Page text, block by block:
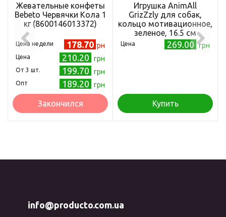
Жевательные конфеты
Bebeto Червячки Кола 1
кг (8600146013372)
Цена недели 178.70 грн
Цена 210.20 грн
Oт 3 шт. 199.70 грн
Опт 189.20 грн
Закончился
Игрушка AnimAll
GrizZzly для собак,
кольцо мотивационное,
зеленое, 16.5 см
Цена 269.00 грн
Купить
info@producto.com.ua